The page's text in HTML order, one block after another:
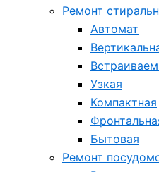
Ремонт
Автомат
Узкая
Компактная
Бытовая
Ремонт